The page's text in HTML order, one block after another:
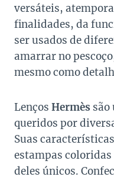
versáteis,
finalidades, da
ser usados de
amarrar no
mesmo como
Lenços Hermès são
queridos por
Suas
estampas
deles únicos.